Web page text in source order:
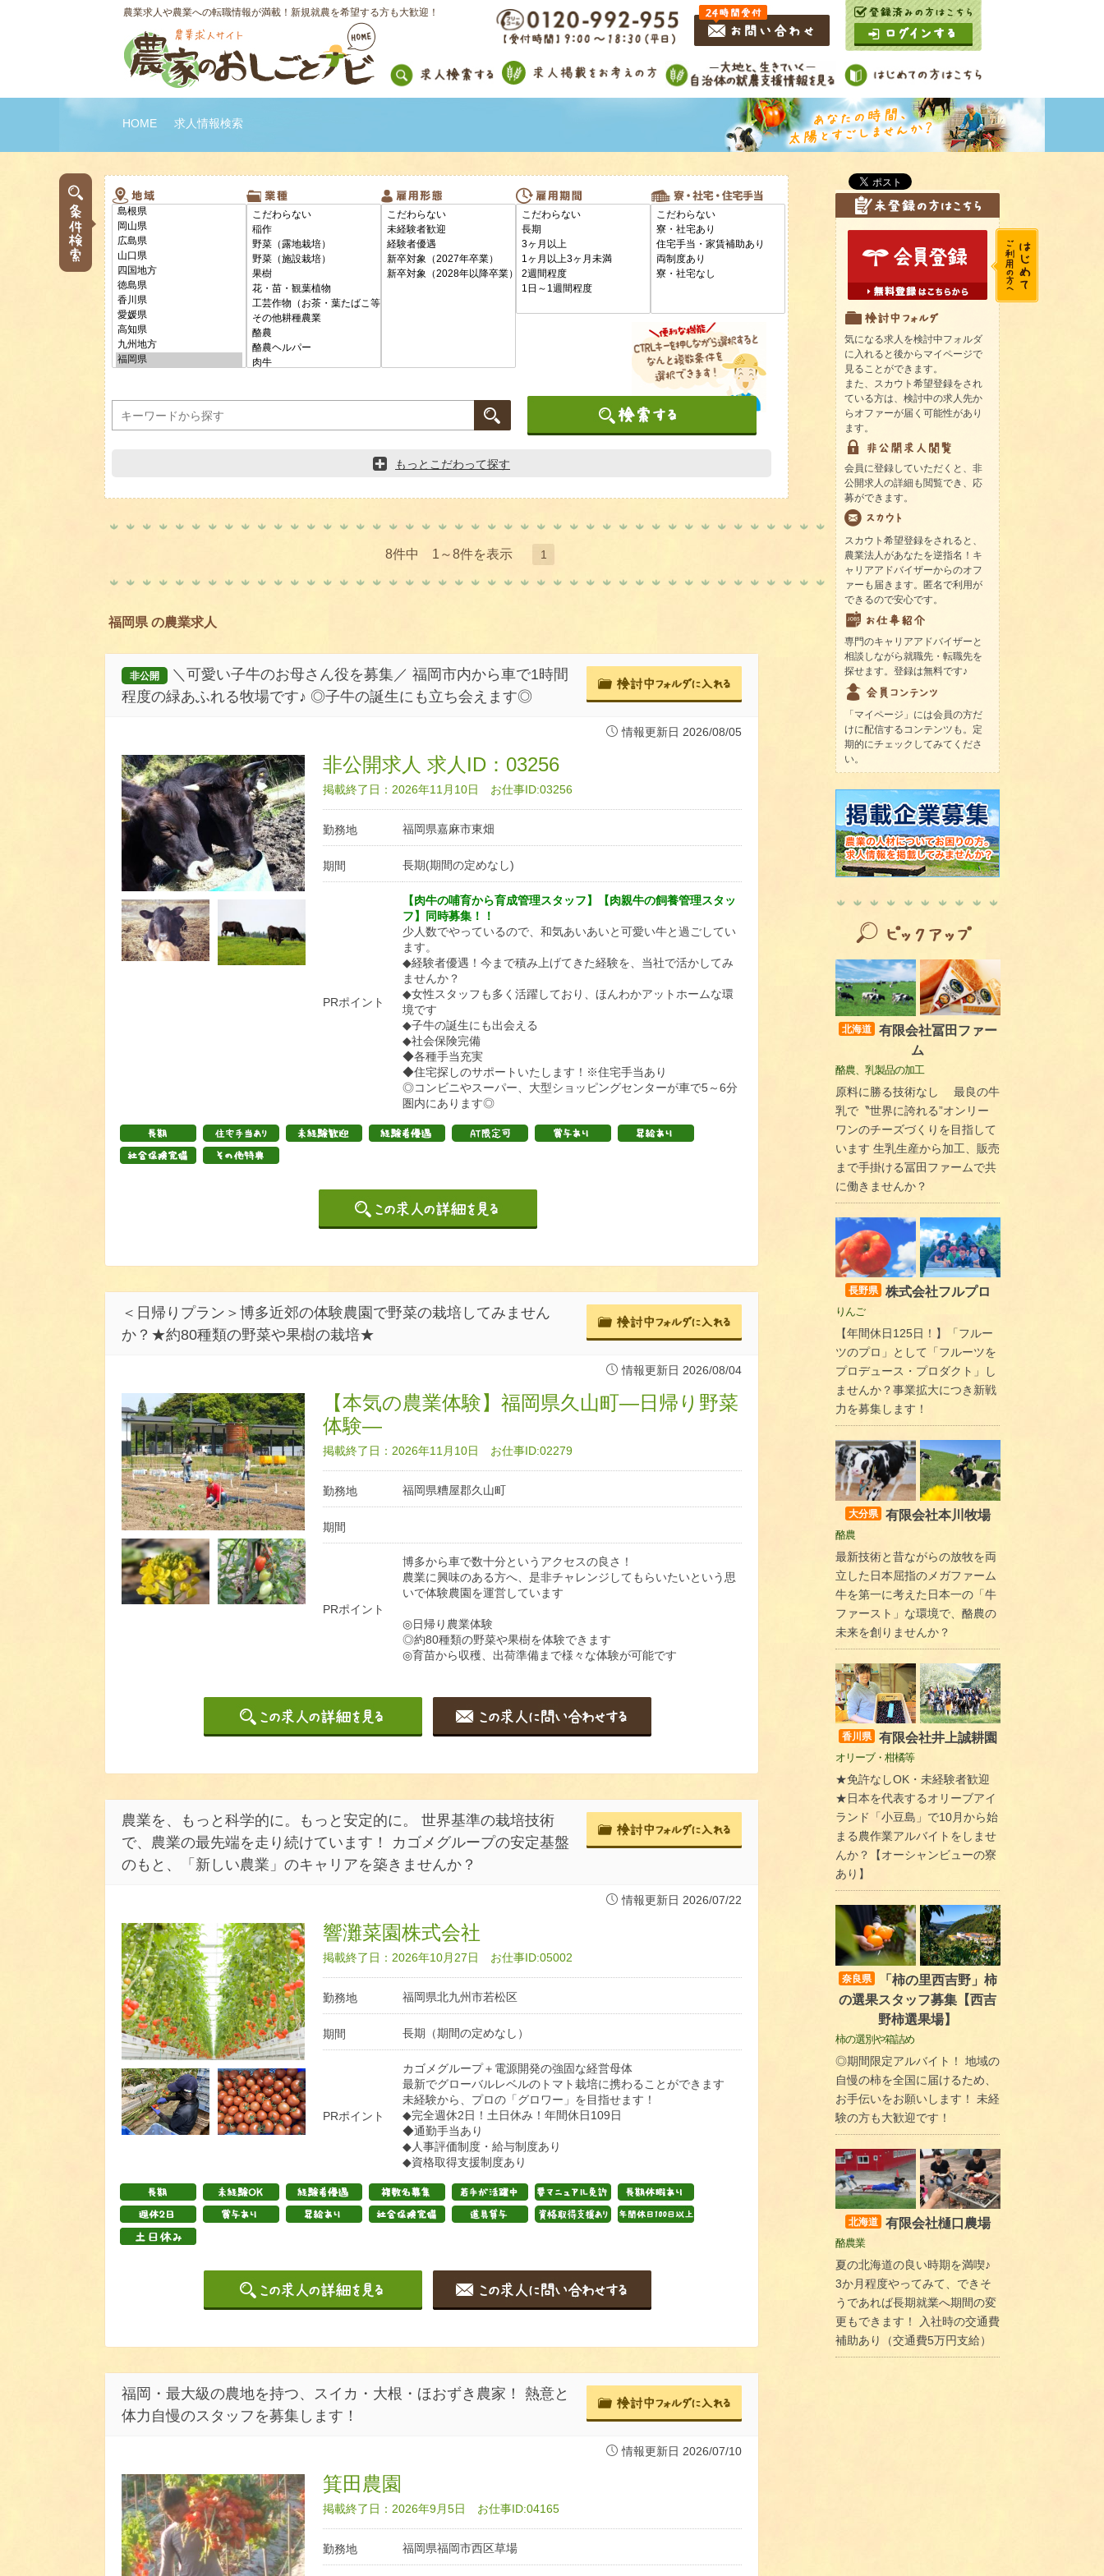
農業求人や農業への転職情報が満載！新規就農を希望する方も大歓迎！
HOME 求人情報検索
もっとこだわって探す
8件中 1～8件を表示 1
福岡県 の農業求人
非公開
＼可愛い子牛のお母さん役を募集／ 福岡市内から車で1時間
程度の緑あふれる牧場です♪ ◎子牛の誕生にも立ち会えます◎
情報更新日 2026/08/05
非公開求人 求人ID：03256
掲載終了日：2026年11月10日 お仕事ID:03256
勤務地 福岡県嘉麻市東畑
期間 長期(期間の定めなし)
PRポイント
【肉牛の哺育から育成管理スタッフ】【肉親牛の飼養管理スタッ
フ】同時募集！！
少人数でやっているので、和気あいあいと可愛い牛と過ごしてい
ます。
◆経験者優遇！今まで積み上げてきた経験を、当社で活かしてみ
ませんか？
◆女性スタッフも多く活躍しており、ほんわかアットホームな環
境です
◆子牛の誕生にも出会える
◆社会保険完備
◆各種手当充実
◆住宅探しのサポートいたします！※住宅手当あり
◎コンビニやスーパー、大型ショッピングセンターが車で5～6分
圏内にあります◎
＜日帰りプラン＞博多近郊の体験農園で野菜の栽培してみません
か？★約80種類の野菜や果樹の栽培★
情報更新日 2026/08/04
【本気の農業体験】福岡県久山町―日帰り野菜
体験―
掲載終了日：2026年11月10日 お仕事ID:02279
勤務地 福岡県糟屋郡久山町
期間
PRポイント
博多から車で数十分というアクセスの良さ！
農業に興味のある方へ、是非チャレンジしてもらいたいという思
いで体験農園を運営しています
◎日帰り農業体験
◎約80種類の野菜や果樹を体験できます
◎育苗から収穫、出荷準備まで様々な体験が可能です
農業を、もっと科学的に。もっと安定的に。 世界基準の栽培技術
で、農業の最先端を走り続けています！ カゴメグループの安定基盤
のもと、「新しい農業」のキャリアを築きませんか？
情報更新日 2026/07/22
響灘菜園株式会社
掲載終了日：2026年10月27日 お仕事ID:05002
勤務地 福岡県北九州市若松区
期間 長期（期間の定めなし）
PRポイント
カゴメグループ＋電源開発の強固な経営母体
最新でグローバルレベルのトマト栽培に携わることができます
未経験から、プロの「グロワー」を目指せます！
◆完全週休2日！土日休み！年間休日109日
◆通勤手当あり
◆人事評価制度・給与制度あり
◆資格取得支援制度あり
福岡・最大級の農地を持つ、スイカ・大根・ほおずき農家！ 熱意と
体力自慢のスタッフを募集します！
情報更新日 2026/07/10
箕田農園
掲載終了日：2026年9月5日 お仕事ID:04165
勤務地 福岡県福岡市西区草場
気になる求人を検討中フォルダ
に入れると後からマイページで
見ることができます。
また、スカウト希望登録をされ
ている方は、検討中の求人先か
らオファーが届く可能性があり
ます。
会員に登録していただくと、非
公開求人の詳細も閲覧でき、応
募ができます。
スカウト希望登録をされると、
農業法人があなたを逆指名！キ
ャリアアドバイザーからのオフ
ァーも届きます。匿名で利用が
できるので安心です。
専門のキャリアアドバイザーと
相談しながら就職先・転職先を
探せます。登録は無料です♪
「マイページ」には会員の方だ
けに配信するコンテンツも。定
期的にチェックしてみてくださ
い。
北海道
有限会社冨田ファー
ム
酪農、乳製品の加工
原料に勝る技術なし 最良の牛
乳で〝世界に誇れる”オンリー
ワンのチーズづくりを目指して
います 生乳生産から加工、販売
まで手掛ける冨田ファームで共
に働きませんか？
長野県 株式会社フルプロ
りんご
【年間休日125日！】「フルー
ツのプロ」として「フルーツを
プロデュース・プロダクト」し
ませんか？事業拡大につき新戦
力を募集します！
大分県 有限会社本川牧場
酪農
最新技術と昔ながらの放牧を両
立した日本屈指のメガファーム
牛を第一に考えた日本一の「牛
ファースト」な環境で、酪農の
未来を創りませんか？
香川県 有限会社井上誠耕園
オリーブ・柑橘等
★免許なしOK・未経験者歓迎
★日本を代表するオリーブアイ
ランド「小豆島」で10月から始
まる農作業アルバイトをしませ
んか？【オーシャンビューの寮
あり】
奈良県
「柿の里西吉野」柿
の選果スタッフ募集【西吉
野柿選果場】
柿の選別や箱詰め
◎期間限定アルバイト！ 地域の
自慢の柿を全国に届けるため、
お手伝いをお願いします！ 未経
験の方も大歓迎です！
北海道 有限会社樋口農場
酪農業
夏の北海道の良い時期を満喫♪
3か月程度やってみて、できそ
うであれば長期就業へ期間の変
更もできます！ 入社時の交通費
補助あり（交通費5万円支給）